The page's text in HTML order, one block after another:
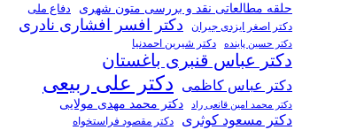
حلقه مطالعاتی نقد و بررسی متون شهری دفاع ملی
دکتر اصغر ایزدی جیران دکتر افسر افشاری نادری
دکتر حسین پاینده دکتر شیرین احمدنیا
دکتر عباس قنبری باغستان
دکتر عباس کاظمی دکتر علی ربیعی
دکتر محمد امین قانعی راد دکتر محمد مهدی مولایی
دکتر مسعود کوثری
دکتر مقصود فراستخواه